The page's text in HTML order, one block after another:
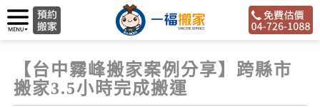
【台中霧峰搬家案例分享】跨縣市
搬家3.5小時完成搬運